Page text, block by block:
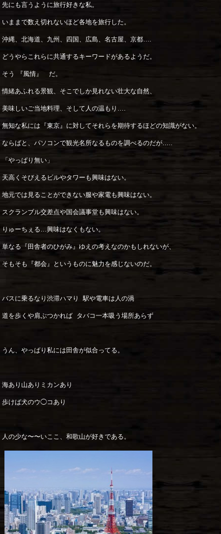
先にも言うように旅行好きな私。
いままで数え切れないほど各地を旅行した。
沖縄、北海道、九州、四国、広島、名古屋、京都….
どうやらこれらに共通するキーワードがあるようだ。
そう 『風情』 だ。
情緒あふれる景観、そこでしか見れない壮大な自然、
美味しいご当地料理、そして人の温もり….
無知な私には『東京』に対してそれらを期待するほどの知識がない。
ならばと、パソコンで観光名所なるものを調べるのだが…..
「やっぱり無い」
天高くそびえるビルやタワーも興味はない。
地元では見ることができない服や家電も興味はない。
スクランブル交差点や国会議事堂も興味はない。
りゅーちぇる…興味はなくもない。
単なる『田舎者のひがみ』ゆえの考えなのかもしれないが、
そもそも『都会』というものに魅力を感じないのだ。
バスに乗るなり渋滞ハマり 駅や電車は人の渦
道を歩くや肩ぶつかれば タバコ一本吸う場所あらず
うん、やっぱり私には田舎が似合ってる。
海あり山ありミカンあり
歩けば犬のウ◯コあり
人の少な〜〜いここ、和歌山が好きである。